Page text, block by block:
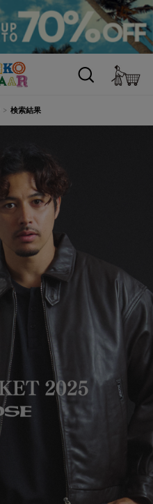
検索結果